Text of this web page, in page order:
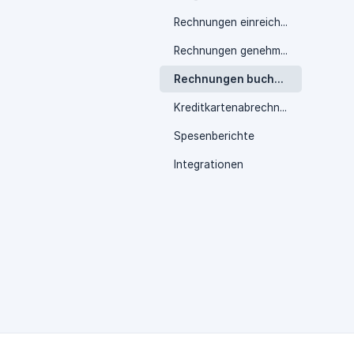
Rechnungen einreichen
Rechnungen genehmigen
Rechnungen buchen
Kreditkartenabrechnungen
Spesenberichte
Integrationen